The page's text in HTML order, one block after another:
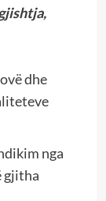
dhe
nga
gjitha